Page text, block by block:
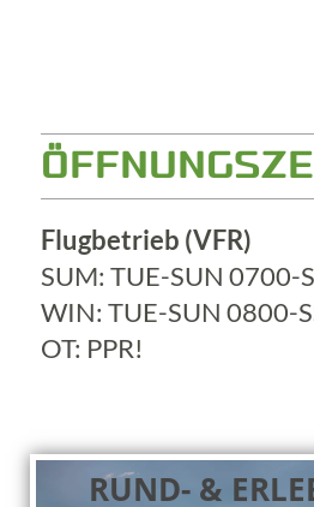
Flugbetrieb (VFR)
SUM: TUE-SUN 0700-
WIN: TUE-SUN 0800-
OT: PPR!
RUND- &